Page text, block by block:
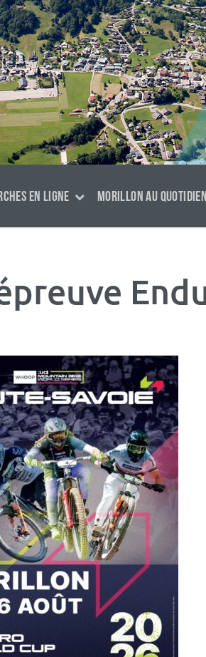
EN LIGNE MORILLON AU QUOTIDIEN